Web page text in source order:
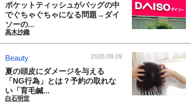
ポケットティッシュがバッグの中
でぐちゃぐちゃになる問題→ダイ
ソーの...
高木沙織
Beauty 2026.08.09
夏の頭皮にダメージを与える
「NG行為」とは？予約の取れな
い「育毛鍼...
白石明世